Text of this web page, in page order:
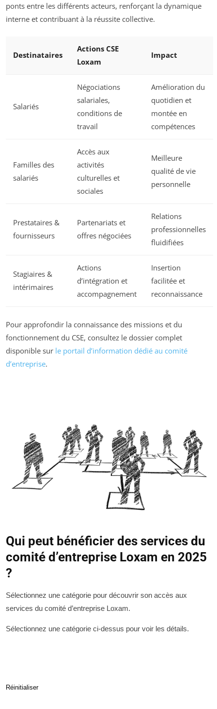
ponts entre les différents acteurs, renforçant la dynamique
interne et contribuant à la réussite collective.
Destinataires
Actions CSE
Loxam
Impact
Salariés
Négociations
salariales,
conditions de
travail
Amélioration du
quotidien et
montée en
compétences
Familles des
salariés
Accès aux
activités
culturelles et
sociales
Meilleure
qualité de vie
personnelle
Prestataires &
fournisseurs
Partenariats et
offres négociées
Relations
professionnelles
fluidifiées
Stagiaires &
intérimaires
Actions
d’intégration et
accompagnement
Insertion
facilitée et
reconnaissance
Pour approfondir la connaissance des missions et du
fonctionnement du CSE, consultez le dossier complet
disponible sur le portail d’information dédié au comité
d’entreprise.
Qui peut bénéficier des services du
comité d’entreprise Loxam en 2025
?
Sélectionnez une catégorie pour découvrir son accès aux
services du comité d’entreprise Loxam.
Sélectionnez une catégorie ci-dessus pour voir les détails.
Réinitialiser